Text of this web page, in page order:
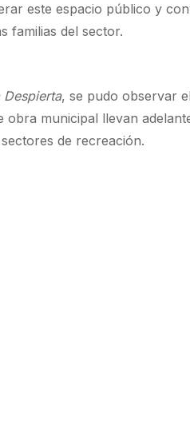
este espacio público y
familias del sector.
Despierta, se pudo observar
municipal llevan
de recreación.